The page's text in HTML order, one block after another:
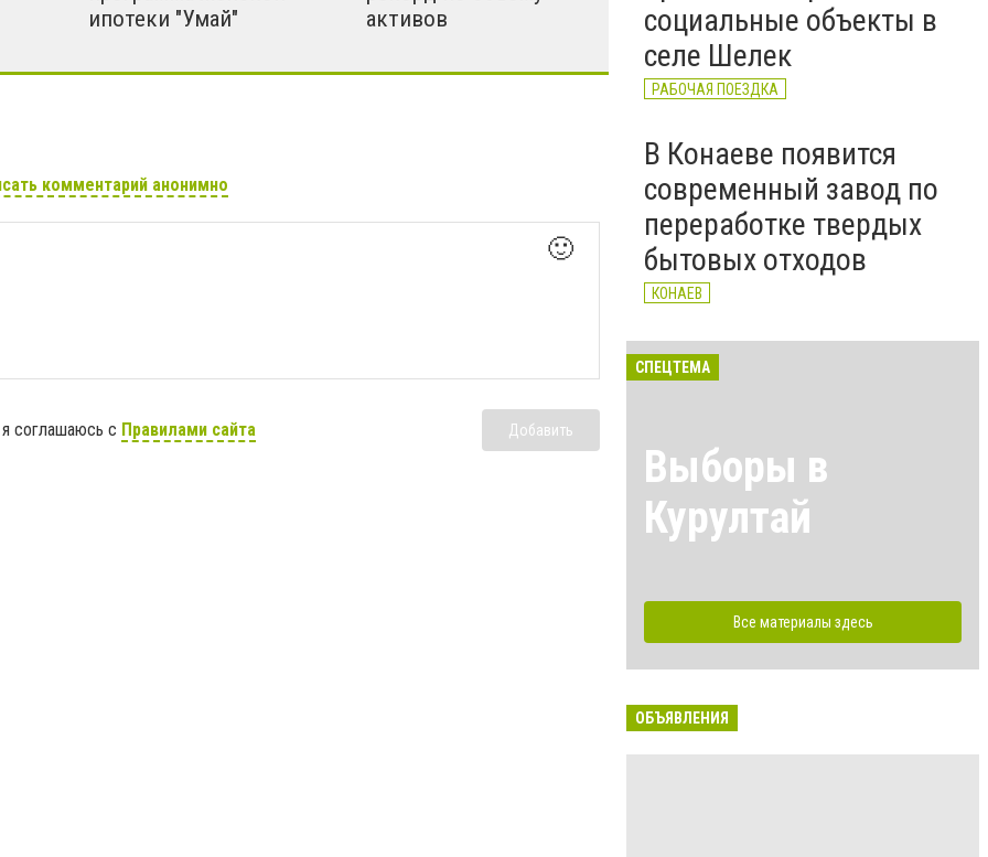
ипотеки "Умай"
активов
комментарий анонимно
🙂
соглашаюсь с Правилами сайта Добавить
социальные объекты в
селе Шелек
РАБОЧАЯ ПОЕЗДКА
В Конаеве появится
современный завод по
переработке твердых
бытовых отходов
КОНАЕВ
СПЕЦТЕМА
Выборы в
Курултай
Все материалы здесь
ОБЪЯВЛЕНИЯ